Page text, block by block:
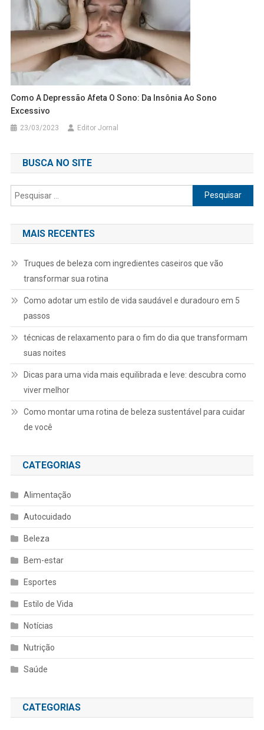
Como A Depressão Afeta O Sono: Da Insônia Ao Sono
Excessivo
23/03/2023 Editor Jornal
BUSCA NO SITE
Pesquisar
por:
MAIS RECENTES
Truques de beleza com ingredientes caseiros que vão
transformar sua rotina
Como adotar um estilo de vida saudável e duradouro em 5
passos
técnicas de relaxamento para o fim do dia que transformam
suas noites
Dicas para uma vida mais equilibrada e leve: descubra como
viver melhor
Como montar uma rotina de beleza sustentável para cuidar
de você
CATEGORIAS
Alimentação
Autocuidado
Beleza
Bem-estar
Esportes
Estilo de Vida
Notícias
Nutrição
Saúde
CATEGORIAS